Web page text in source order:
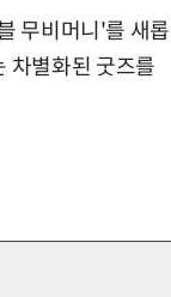
무비머니'를 새롭
차별화된 굿즈를